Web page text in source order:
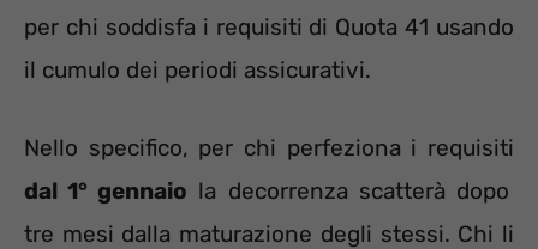
per chi soddisfa i requisiti di Quota 41 usando
il cumulo dei periodi assicurativi.
Nello specifico, per chi perfeziona i requisiti
dal 1° gennaio la decorrenza scatterà dopo
tre mesi dalla maturazione degli stessi. Chi li